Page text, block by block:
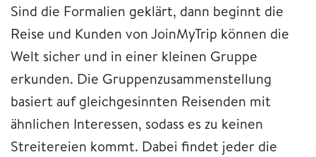
Sind die Formalien geklärt, dann beginnt die
Reise und Kunden von JoinMyTrip können die
Welt sicher und in einer kleinen Gruppe
erkunden. Die Gruppenzusammenstellung
basiert auf gleichgesinnten Reisenden mit
ähnlichen Interessen, sodass es zu keinen
Streitereien kommt. Dabei findet jeder die